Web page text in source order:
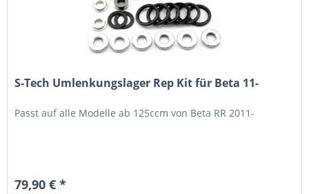
S-Tech Umlenkungslager Rep Kit für Beta 11-
Passt auf alle Modelle ab 125ccm von Beta RR 2011-
79,90 € *